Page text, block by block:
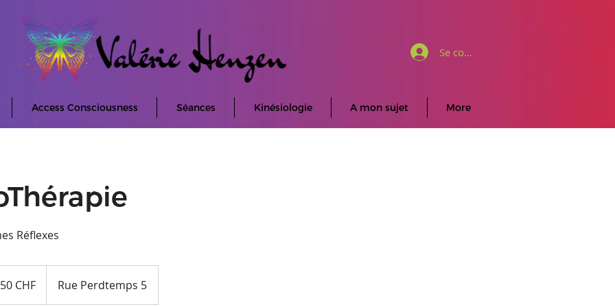
Se connecter
Access Consciousness Séances Kinésiologie A mon sujet More
Réflexes
CHF Rue Perdtemps 5